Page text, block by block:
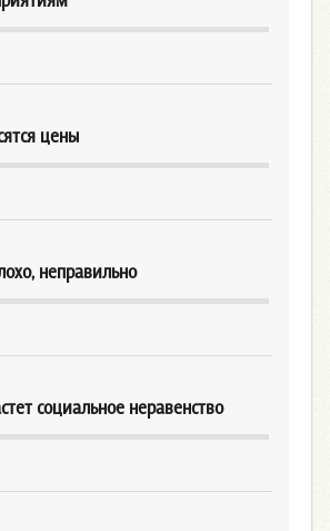
цены
неправильно
социальное неравенство